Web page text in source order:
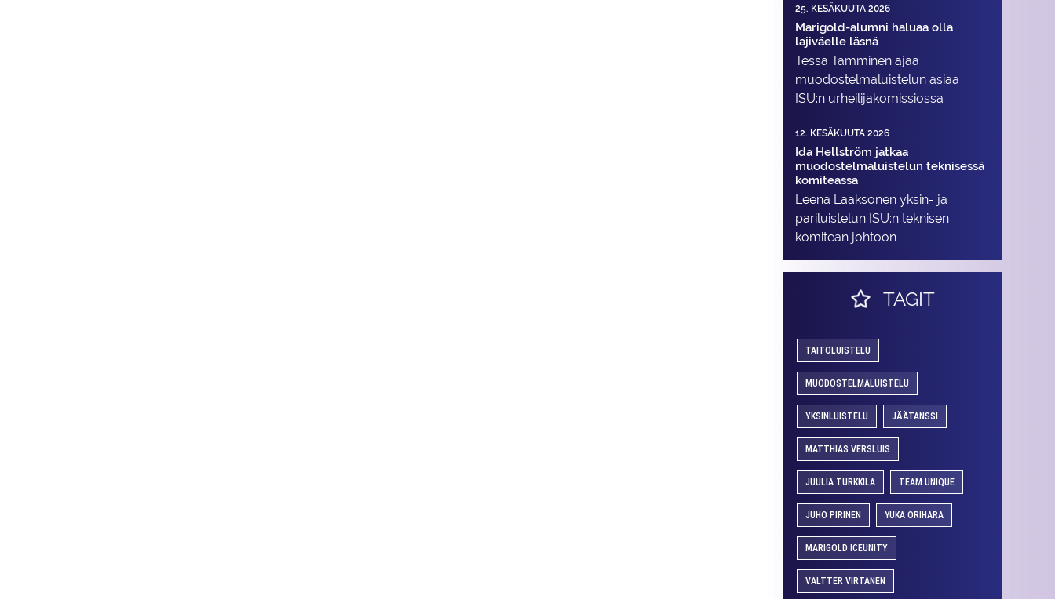
25. KESÄKUUTA 2026
Marigold-alumni haluaa olla
lajiväelle läsnä
Tessa Tamminen ajaa
muodostelma­luistelun asiaa
ISU:n urheilija­komissiossa
12. KESÄKUUTA 2026
Ida Hellström jatkaa
muodostelmaluistelun teknisessä
komiteassa
Leena Laaksonen yksin- ja
pariluistelun ISU:n teknisen
komitean johtoon
TAGIT
TAITOLUISTELU
MUODOSTELMALUISTELU
YKSINLUISTELU JÄÄTANSSI
MATTHIAS VERSLUIS
JUULIA TURKKILA TEAM UNIQUE
JUHO PIRINEN YUKA ORIHARA
MARIGOLD ICEUNITY
VALTTER VIRTANEN